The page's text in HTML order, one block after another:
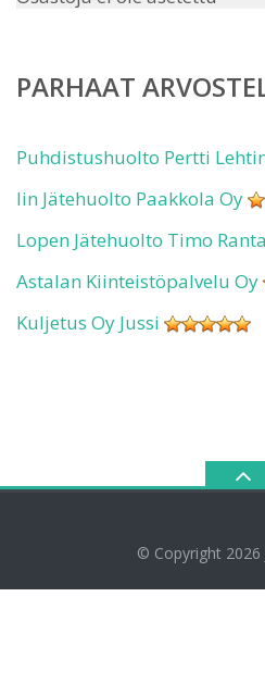
PARHAAT
Puhdistushuolto Pertti
Iin Jätehuolto Paakkola Oy
Lopen Jätehuolto Timo
Astalan Kiinteistöpalvelu Oy
Kuljetus Oy Jussi
© Copyright 2026